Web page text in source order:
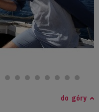
do góry